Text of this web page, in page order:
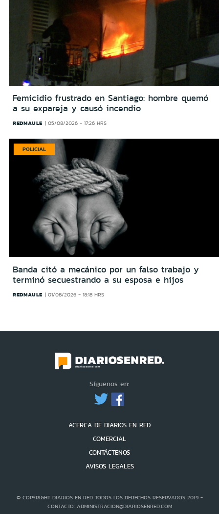
Femicidio frustrado en Santiago: hombre quemó
a su expareja y causó incendio
REDMAULE 05/08/2026 - 17:26 HRS
POLICIAL
Banda citó a mecánico por un falso trabajo y
terminó secuestrando a su esposa e hijos
REDMAULE 01/08/2026 - 18:18 HRS
Síguenos en:
ACERCA DE DIARIOS EN RED
COMERCIAL
CONTÁCTENOS
AVISOS LEGALES
© COPYRIGHT DIARIOS EN RED TODOS LOS DERECHOS RESERVADOS 2019 -
CONTACTO: ADMINISTRACION@DIARIOSENRED.COM